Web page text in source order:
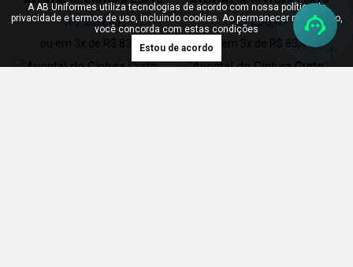
COM FAIXA
R$ 250,47
ou em 3x de R$ 83,49
COM FAIXA
R$ 250,47
ou em 3x de R$ 83,49
A AB Uniformes utiliza tecnologias de acordo com nossa política de
privacidade e termos de uso, incluindo cookies. Ao permanecer navegando,
você concorda com estas condições
Estou de acordo